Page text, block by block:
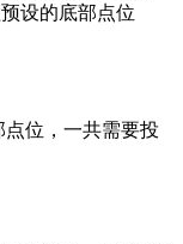
设的底部点位
点位，一共需要投